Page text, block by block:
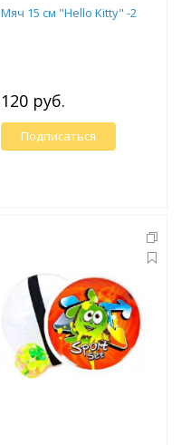
Мяч 15 см "Hello Kitty" -2
120 руб.
Подписаться